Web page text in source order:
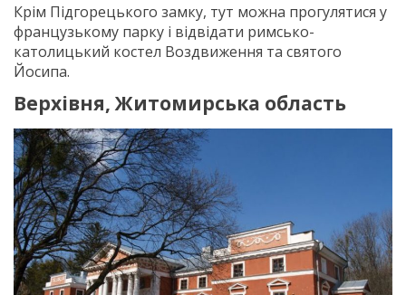
Крім Підгорецького замку, тут можна прогулятися у
французькому парку і відвідати римсько-
католицький костел Воздвиження та святого
Йосипа.
Верхівня, Житомирська область